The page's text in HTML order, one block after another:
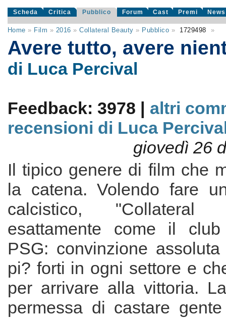
Scheda Critica Pubblico Forum Cast Premi News
Home » Film » 2016 »Collateral Beauty » Pubblico » 1729498 »
Avere tutto, avere
di Luca Percival
Feedback: 3978 | altri
recensioni di Luca
giovedì 26
Il tipico genere di film che
la catena. Volendo fare
calcistico,
esattamente come il
PSG: convinzione
pi? forti in ogni settore e
per arrivare alla vittoria.
permessa di castare